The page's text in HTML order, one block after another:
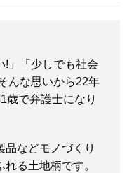
!」「少しでも社会
んな思いから22年
歳で弁護士になり
などモノづくり
る土地柄です。